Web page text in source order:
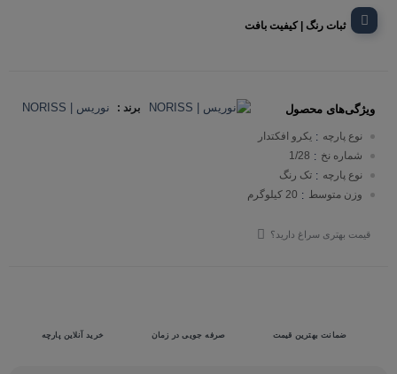
ثبات رنگ | کیفیت بافت
برند : نوریس | NORISS ویژگی‌های محصول
نوع پارچه : یکرو افکتدار
شماره نخ :
1/28
نوع پارچه : تک رنگ
وزن متوسط : 20 کیلوگرم
قیمت بهتری سراغ دارید؟
ضمانت بهترین قیمت صرفه جویی در زمان خرید آنلاین پارچه